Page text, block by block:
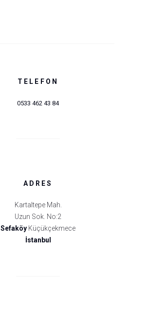
TELEFON
0533 462 43 84
ADRES
Kartaltepe Mah.
Uzun Sok. No:2
Sefaköy Küçükçekmece
İstanbul